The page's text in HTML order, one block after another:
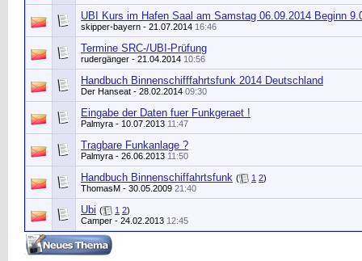
UBI Kurs im Hafen Saal am Samstag 06.09.2014 Beginn
skipper-bayern - 21.07.2014 16:46
Termine SRC-/UBI-Prüfung
rudergänger - 21.04.2014 10:56
Handbuch Binnenschifffahrtsfunk 2014 Deutschland
Der Hanseat - 28.02.2014 09:30
Eingabe der Daten fuer Funkgeraet !
Palmyra - 10.07.2013 11:47
Tragbare Funkanlage ?
Palmyra - 26.06.2013 11:50
Handbuch Binnenschiffahrtsfunk ( 1 2)
ThomasM - 30.05.2009 21:40
Ubi ( 1 2)
Camper - 24.02.2013 12:45